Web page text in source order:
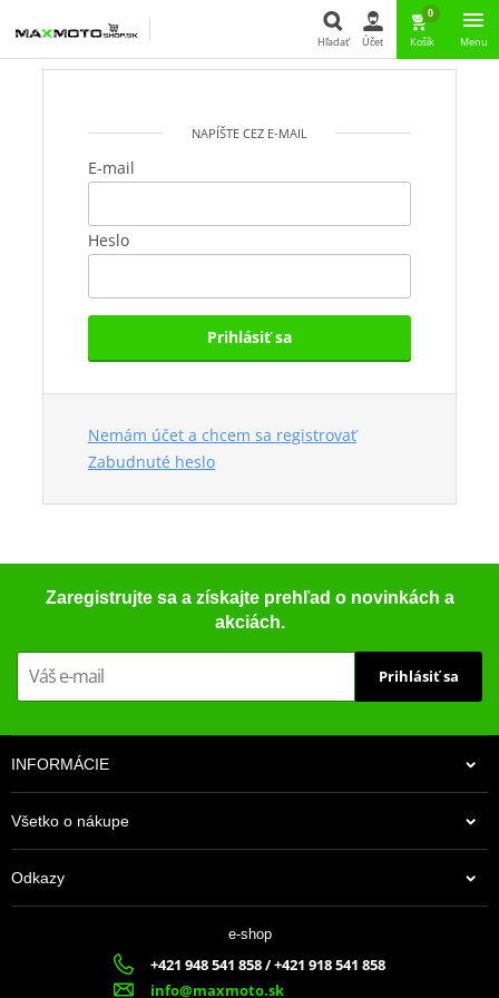
Hľadať Účet
0
Košík Menu
NAPÍŠTE CEZ E-MAIL
E-mail
Heslo
Prihlásiť sa
Nemám účet a chcem sa registrovať
Zabudnuté heslo
Zaregistrujte sa a získajte prehľad o novinkách a
akciách.
Prihlásiť sa
INFORMÁCIE
Všetko o nákupe
Odkazy
e-shop
+421 948 541 858 / +421 918 541 858
info@maxmoto.sk